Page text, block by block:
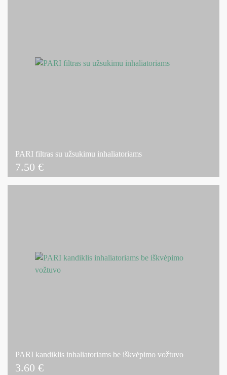
PARI filtras su užsukimu inhaliatoriams
7.50 €
PARI kandiklis inhaliatoriams be iškvėpimo vožtuvo
3.60 €